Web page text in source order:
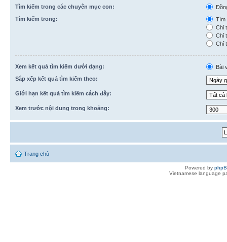
Tìm kiếm trong các chuyên mục con:
Tìm kiếm trong:
Tìm
Chỉ
Chỉ
Chỉ
Xem kết quả tìm kiếm dưới dạng:
Bài
Sắp xếp kết quả tìm kiếm theo:
Giới hạn kết quả tìm kiếm cách đây:
Xem trước nội dung trong khoảng:
Trang chủ
Powered by
Vietnamese language